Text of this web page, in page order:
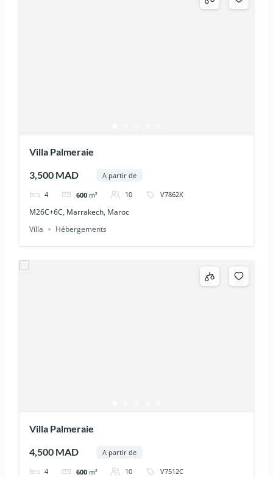
Villa Palmeraie
3,500 MAD A partir de
4 600 m² 10 V7862K
M26C+6C, Marrakech, Maroc
Villa
Hébergements
Villa Palmeraie
4,500 MAD A partir de
4 600 m² 10 V7512C